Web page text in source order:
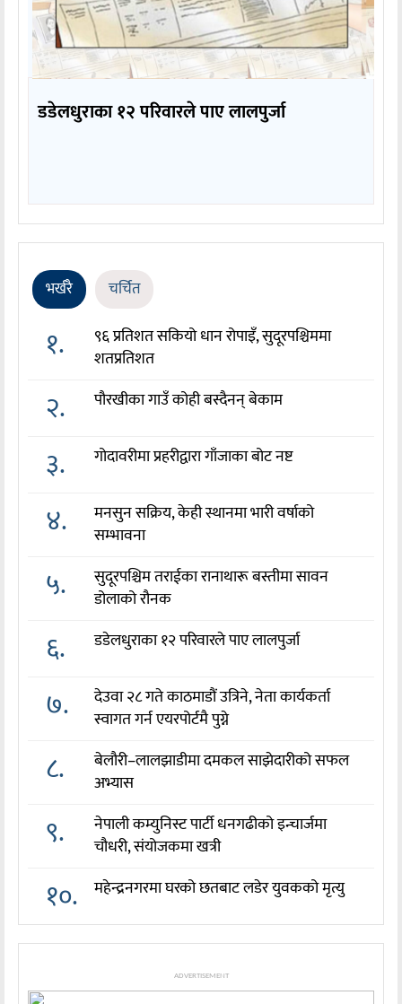
डडेलधुराका १२ परिवारले पाए लालपुर्जा
भर्खरै चर्चित
१.
९६ प्रतिशत सकियो धान रोपाइँ, सुदूरपश्चिममा
शतप्रतिशत
२. पौरखीका गाउँ कोही बस्दैनन् बेकाम
३. गोदावरीमा प्रहरीद्वारा गाँजाका बोट नष्ट
४.
मनसुन सक्रिय, केही स्थानमा भारी वर्षाको
सम्भावना
५.
सुदूरपश्चिम तराईका रानाथारू बस्तीमा सावन
डोलाको रौनक
६. डडेलधुराका १२ परिवारले पाए लालपुर्जा
७.
देउवा २८ गते काठमाडौं उत्रिने, नेता कार्यकर्ता
स्वागत गर्न एयरपोर्टमै पुग्ने
८.
बेलौरी–लालझाडीमा दमकल साझेदारीको सफल
अभ्यास
९.
नेपाली कम्युनिस्ट पार्टी धनगढीको इन्चार्जमा
चौधरी, संयोजकमा खत्री
१०. महेन्द्रनगरमा घरको छतबाट लडेर युवकको मृत्यु
ADVERTISEMENT